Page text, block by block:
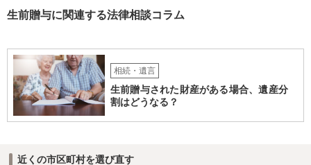
生前贈与に関連する法律相談コラム
相続・遺言
生前贈与された財産がある場合、遺産分
割はどうなる？
近くの市区町村を選び直す